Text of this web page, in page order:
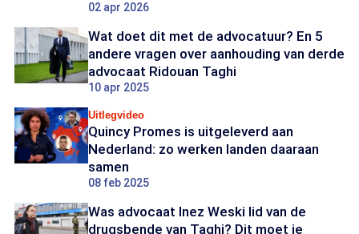
02 apr 2026
Wat doet dit met de advocatuur? En 5
andere vragen over aanhouding van derde
advocaat Ridouan Taghi
10 apr 2025
Uitlegvideo
Quincy Promes is uitgeleverd aan
Nederland: zo werken landen daaraan
samen
08 feb 2025
Was advocaat Inez Weski lid van de
drugsbende van Taghi? Dit moet je